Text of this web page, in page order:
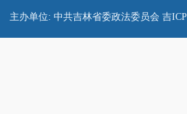
主办单位: 中共吉林省委政法委员会 吉